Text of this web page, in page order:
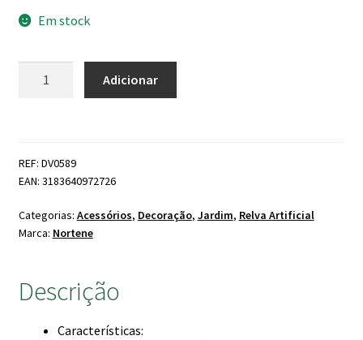
Em stock
Recém
750ml
Adicionar
REF: DV0589
EAN: 3183640972726
Categorias: Acessórios, Decoração, Jardim, Relva Artificial
Marca: Nortene
Descrição
Características: